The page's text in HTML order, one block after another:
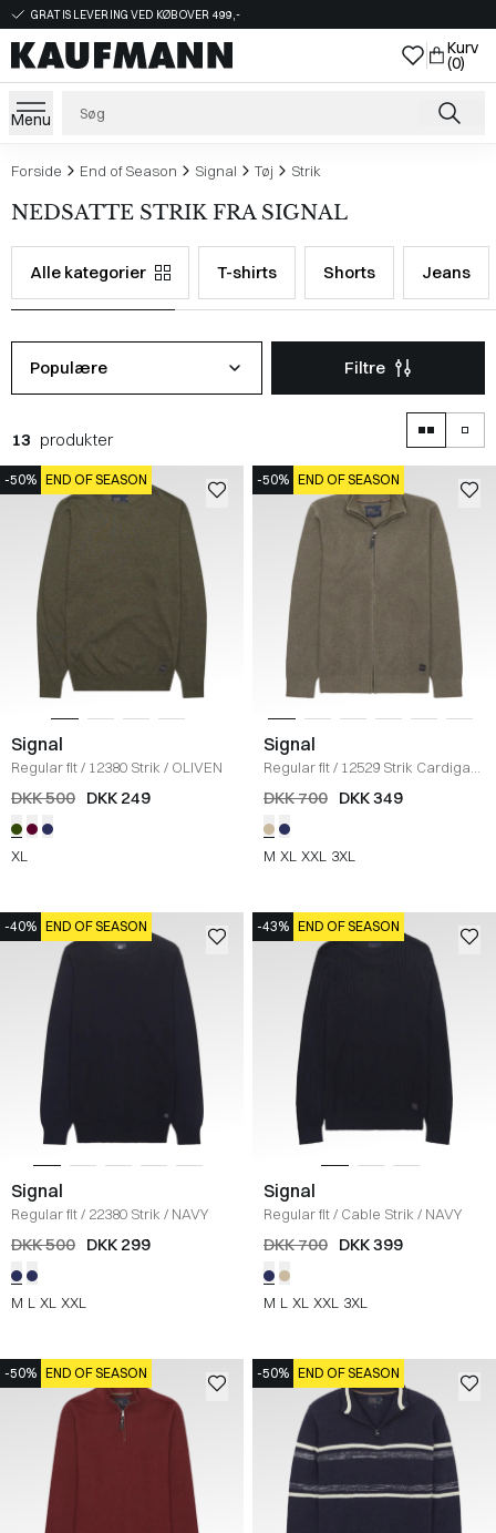
GRATIS LEVERING VED KØB OVER 499,-
Kurv
(0)
Menu
Forside End of Season Signal Tøj Strik
NEDSATTE STRIK FRA SIGNAL
Alle kategorier T-shirts Shorts Jeans
Populære Filtre
13 produkter
-50% END OF SEASON
Signal
Regular fit/ 12380 Strik / OLIVEN
DKK 500 DKK 249
XL
-50% END OF SEASON
Signal
Regular fit/ 12529 Strik Cardigan
/KHAKI
DKK 700 DKK 349
M XL XXL 3XL
-40% END OF SEASON
Signal
Regular fit/ 22380 Strik / NAVY
DKK 500 DKK 299
M L XL XXL
-43% END OF SEASON
Signal
Regular fit/ Cable Strik / NAVY
DKK 700 DKK 399
M L XL XXL 3XL
-50% END OF SEASON -50% END OF SEASON